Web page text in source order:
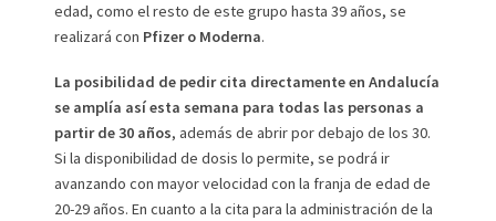
edad, como el resto de este grupo hasta 39 años, se
realizará con Pfizer o Moderna.
La posibilidad de pedir cita directamente en Andalucía
se amplía así esta semana para todas las personas a
partir de 30 años, además de abrir por debajo de los 30.
Si la disponibilidad de dosis lo permite, se podrá ir
avanzando con mayor velocidad con la franja de edad de
20-29 años. En cuanto a la cita para la administración de la